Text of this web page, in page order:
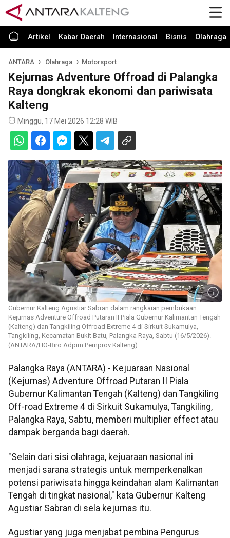
Artikel Kabar Daerah Internasional Bisnis Olahraga
ANTARA Olahraga Motorsport
Kejurnas Adventure Offroad di Palangka
Raya dongkrak ekonomi dan pariwisata
Kalteng
Minggu, 17 Mei 2026 12:28 WIB
Gubernur Kalteng Agustiar Sabran dalam rangkaian pembukaan
Kejurnas Adventure Offroad Putaran II Piala Gubernur Kalimantan Tengah
(Kalteng) dan Tangkiling Offroad Extreme 4 di Sirkuit Sukamulya,
Tangkiling, Kecamatan Bukit Batu, Palangka Raya, Sabtu (16/5/2026).
(ANTARA/HO-Biro Adpim Pemprov Kalteng)
Palangka Raya (ANTARA) - Kejuaraan Nasional
(Kejurnas) Adventure Offroad Putaran II Piala
Gubernur Kalimantan Tengah (Kalteng) dan Tangkiling
Off-road Extreme 4 di Sirkuit Sukamulya, Tangkiling,
Palangka Raya, Sabtu, memberi multiplier effect atau
dampak berganda bagi daerah.
"Selain dari sisi olahraga, kejuaraan nasional ini
menjadi sarana strategis untuk memperkenalkan
potensi pariwisata hingga keindahan alam Kalimantan
Tengah di tingkat nasional," kata Gubernur Kalteng
Agustiar Sabran di sela kejurnas itu.
Agustiar yang juga menjabat pembina Pengurus